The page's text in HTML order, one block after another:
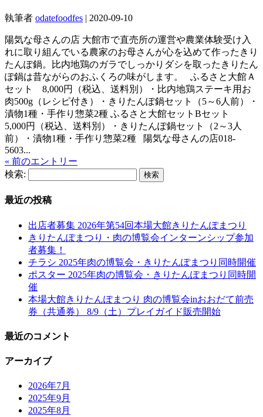
執筆者 odatefoodfes | 2020-09-10
陽気な母さんの店 大館市で直売所の運営や農業体験受け入
れに取り組んでいる農家のお母さんが心を込めて作ったきり
たんぽ鍋。比内地鶏のガラでしっかりダシを取ったきりたん
ぽ鍋は昔ながらのおふくろの味がします。 ふるさと大館Ａ
セット 8,000円（税込、送料別）・比内地鶏ステーキ用お
肉500g（レシピ付き）・きりたんぽ鍋セット（5～6人前）・
漬物1種・手作り惣菜2種 ふるさと大館セットBセット
5,000円（税込、送料別）・きりたんぽ鍋セット（2～3人
前）・漬物1種・手作り惣菜2種 陽気な母さんの店018-
5603...
« 前のエントリー
検索:
最近の投稿
出店者募集 2026年第54回本場大館きりたんぽまつり
きりたんぽまつり・肉の博覧会インターンシップ参加
者募集！
チラシ 2025年肉の博覧会・きりたんぽまつり同時開催
ポスター 2025年肉の博覧会・きりたんぽまつり同時開
催
本場大館きりたんぽまつり 肉の博覧会inおおだて前売
券（共通券） 8/9（土）プレイガイド販売開始
最近のコメント
アーカイブ
2026年7月
2025年9月
2025年8月